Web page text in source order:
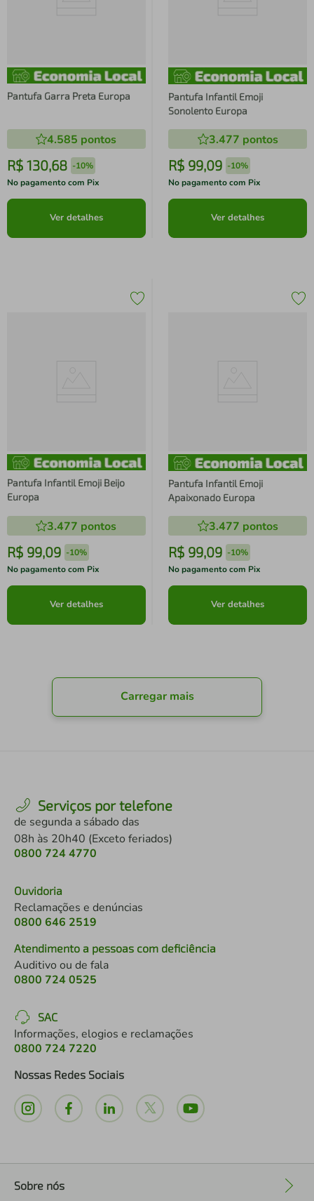
Pantufa Garra Preta Europa
4.585 pontos
R$ 130,68 -10%
No pagamento com Pix
Ver detalhes
Pantufa Infantil Emoji
Sonolento Europa
3.477 pontos
R$ 99,09 -10%
No pagamento com Pix
Ver detalhes
Pantufa Infantil Emoji Beijo
Europa
3.477 pontos
R$ 99,09 -10%
No pagamento com Pix
Ver detalhes
Pantufa Infantil Emoji
Apaixonado Europa
3.477 pontos
R$ 99,09 -10%
No pagamento com Pix
Ver detalhes
Carregar mais
Serviços por telefone
de segunda a sábado das
08h às 20h40 (Exceto feriados)
0800 724 4770
Ouvidoria
Reclamações e denúncias
0800 646 2519
Atendimento a pessoas com deficiência
Auditivo ou de fala
0800 724 0525
SAC
Informações, elogios e reclamações
0800 724 7220
Nossas Redes Sociais
Sobre nós